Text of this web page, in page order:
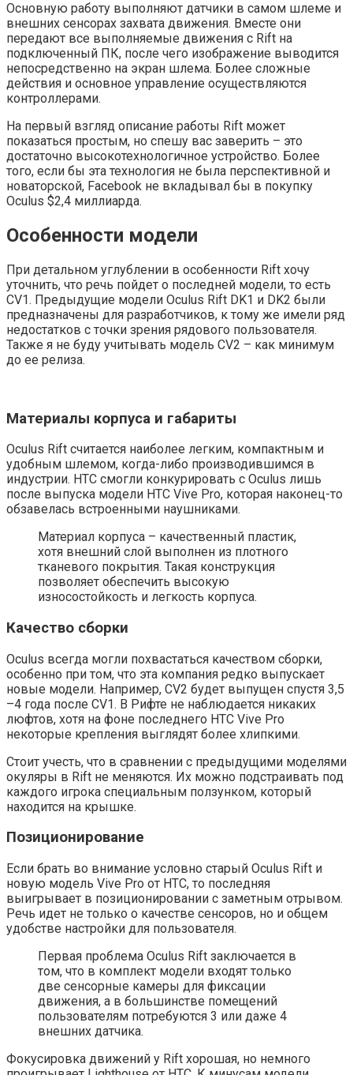
Основную работу выполняют датчики в самом шлеме и
внешних сенсорах захвата движения. Вместе они
передают все выполняемые движения с Rift на
подключенный ПК, после чего изображение выводится
непосредственно на экран шлема. Более сложные
действия и основное управление осуществляются
контроллерами.
На первый взгляд описание работы Rift может
показаться простым, но спешу вас заверить – это
достаточно высокотехнологичное устройство. Более
того, если бы эта технология не была перспективной и
новаторской, Facebook не вкладывал бы в покупку
Oculus $2,4 миллиарда.
Особенности модели
При детальном углублении в особенности Rift хочу
уточнить, что речь пойдет о последней модели, то есть
CV1. Предыдущие модели Oculus Rift DK1 и DK2 были
предназначены для разработчиков, к тому же имели ряд
недостатков с точки зрения рядового пользователя.
Также я не буду учитывать модель CV2 – как минимум
до ее релиза.
Материалы корпуса и габариты
Oculus Rift считается наиболее легким, компактным и
удобным шлемом, когда-либо производившимся в
индустрии. HTC смогли конкурировать с Oculus лишь
после выпуска модели HTC Vive Pro, которая наконец-то
обзавелась встроенными наушниками.
Материал корпуса – качественный пластик,
хотя внешний слой выполнен из плотного
тканевого покрытия. Такая конструкция
позволяет обеспечить высокую
износостойкость и легкость корпуса.
Качество сборки
Oculus всегда могли похвастаться качеством сборки,
особенно при том, что эта компания редко выпускает
новые модели. Например, CV2 будет выпущен спустя 3,5
–4 года после CV1. В Рифте не наблюдается никаких
люфтов, хотя на фоне последнего HTC Vive Pro
некоторые крепления выглядят более хлипкими.
Стоит учесть, что в сравнении с предыдущими моделями
окуляры в Rift не меняются. Их можно подстраивать под
каждого игрока специальным ползунком, который
находится на крышке.
Позиционирование
Если брать во внимание условно старый Oculus Rift и
новую модель Vive Pro от HTC, то последняя
выигрывает в позиционировании с заметным отрывом.
Речь идет не только о качестве сенсоров, но и общем
удобстве настройки для пользователя.
Первая проблема Oculus Rift заключается в
том, что в комплект модели входят только
две сенсорные камеры для фиксации
движения, а в большинстве помещений
пользователям потребуются 3 или даже 4
внешних датчика.
Фокусировка движений у Rift хорошая, но немного